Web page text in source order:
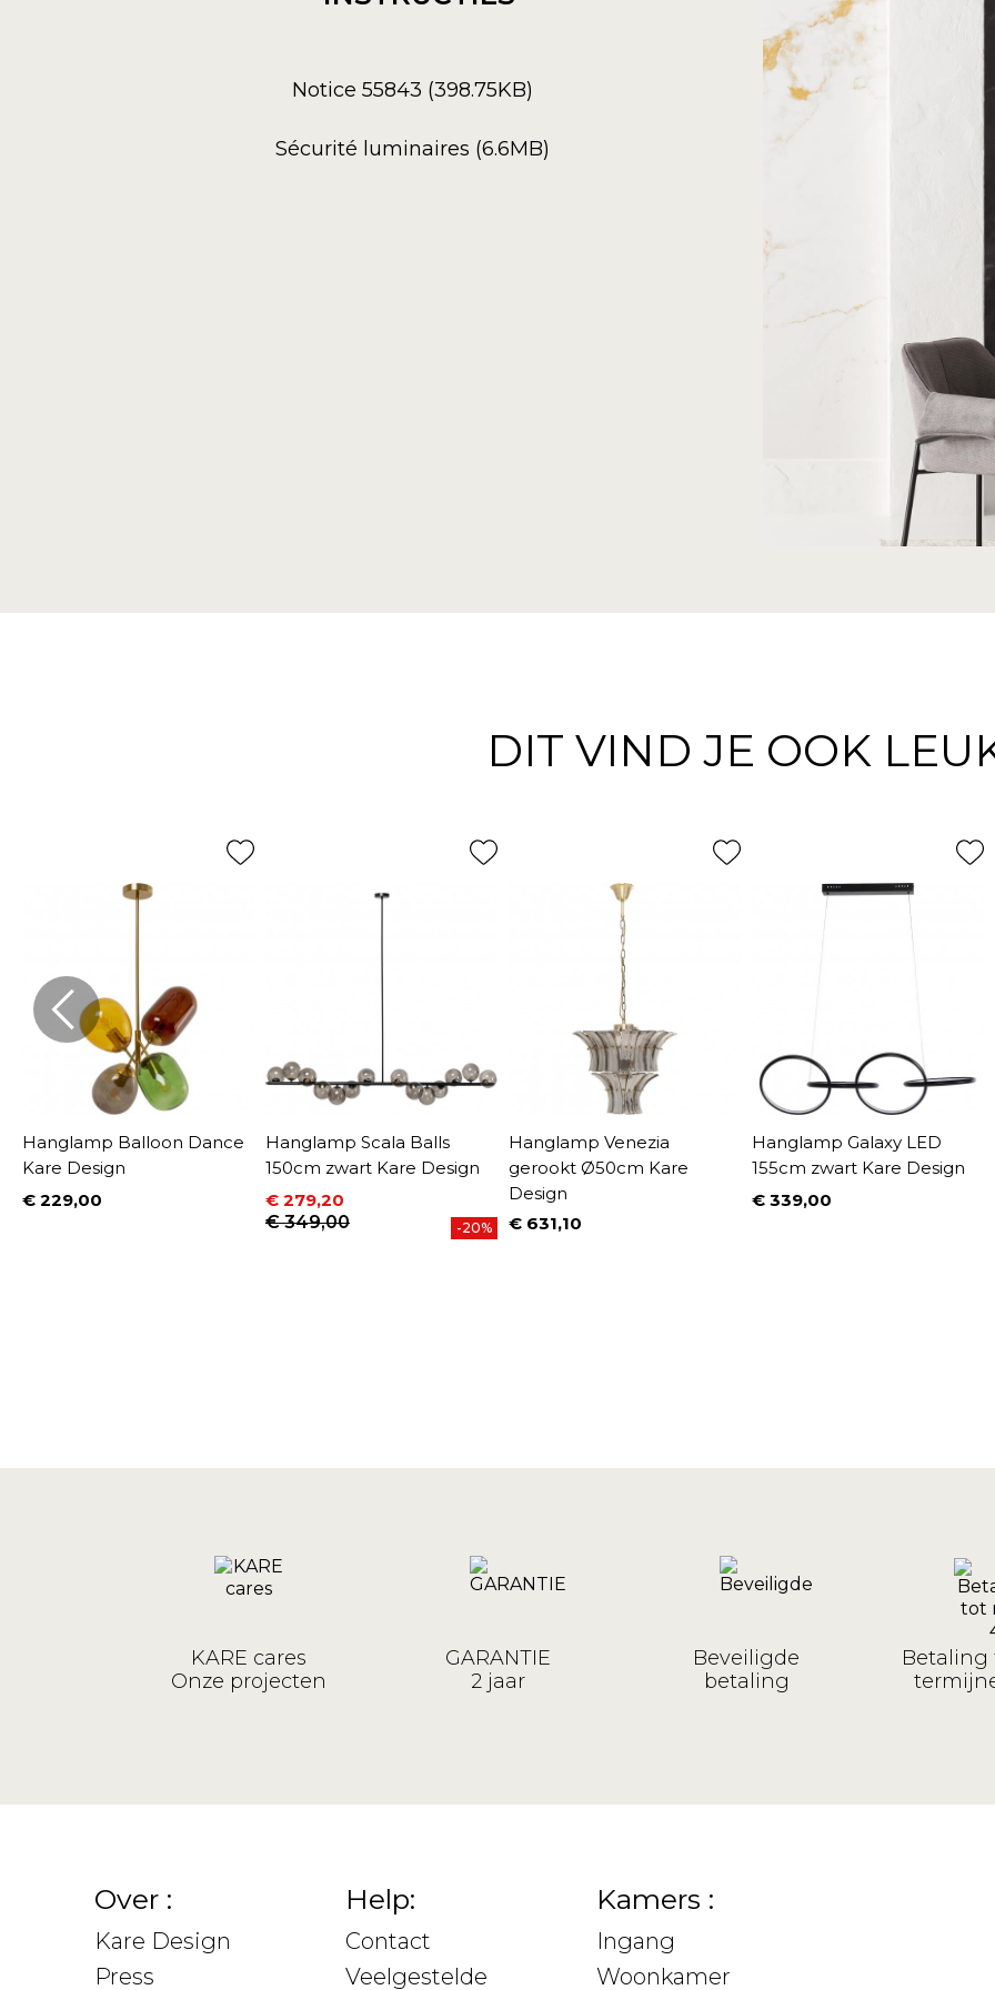
Notice 55843 (398.75KB)
Sécurité luminaires (6.6MB)
DIT VIND JE OOK
Hanglamp Balloon Dance
Kare Design
Prijs
€ 229,00
Hanglamp Scala Balls
150cm zwart Kare Design
Prijs
€ 279,20
Normale prijs
€ 349,00 -20%
Hanglamp Venezia
gerookt Ø50cm Kare
Design
Prijs
€ 631,10
Hanglamp Galaxy LED
155cm zwart Kare Design
Prijs
€ 339,00
KARE cares
Onze projecten
GARANTIE
2 jaar
Beveiligde
betaling
Betaling
Over :
Kare Design
Press
Help:
Contact
Veelgestelde
Kamers :
Ingang
Woonkamer